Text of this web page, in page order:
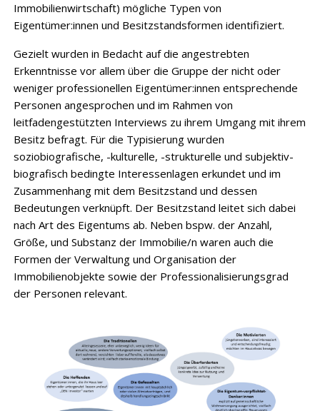
Immobilienwirtschaft) mögliche Typen von
Eigentümer:innen und Besitzstandsformen identifiziert.
Gezielt wurden in Bedacht auf die angestrebten
Erkenntnisse vor allem über die Gruppe der nicht oder
weniger professionellen Eigentümer:innen entsprechende
Personen angesprochen und im Rahmen von
leitfadengestützten Interviews zu ihrem Umgang mit ihrem
Besitz befragt. Für die Typisierung wurden
soziobiografische, -kulturelle, -strukturelle und subjektiv-
biografisch bedingte Interessenlagen erkundet und im
Zusammenhang mit dem Besitzstand und dessen
Bedeutungen verknüpft. Der Besitzstand leitet sich dabei
nach Art des Eigentums ab. Neben bspw. der Anzahl,
Größe, und Substanz der Immobilie/n waren auch die
Formen der Verwaltung und Organisation der
Immobilienobjekte sowie der Professionalisierungsgrad
der Personen relevant.